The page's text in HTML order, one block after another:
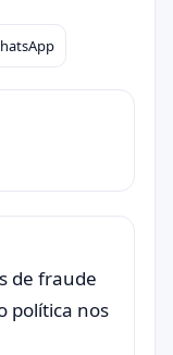
de fraude
política nos